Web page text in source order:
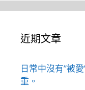
近期文章
日常中沒有”被
重。